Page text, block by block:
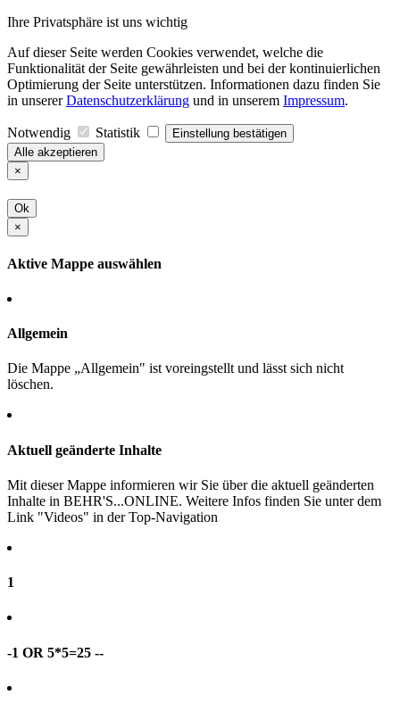
Ihre Privatsphäre ist uns wichtig
Auf dieser Seite werden Cookies verwendet, welche die
Funktionalität der Seite gewährleisten und bei der kontinuierlichen
Optimierung der Seite unterstützen. Informationen dazu finden Sie
in unsererDatenschutzerklärung und in unserem Impressum.
Notwendig Statistik
Einstellung bestätigen
Alle akzeptieren
×
Ok
×
Aktive Mappe auswählen
Allgemein
Die Mappe „Allgemein" ist voreingstellt und lässt sich nicht
löschen.
Aktuell geänderte Inhalte
Mit dieser Mappe informieren wir Sie über die aktuell geänderten
Inhalte in BEHR'S...ONLINE. Weitere Infos finden Sie unter dem
Link "Videos" in der Top-Navigation
1
-1 OR 5*5=25 --